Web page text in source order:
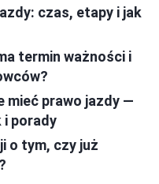
czas, etapy i jak
termin ważności i
mieć prawo jazdy —
i porady
o tym, czy już